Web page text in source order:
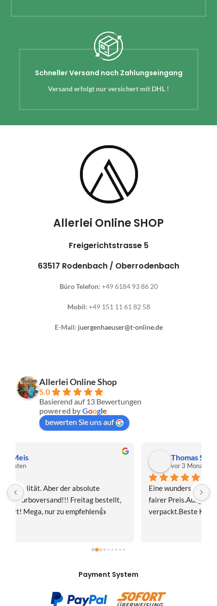
Schneller Versand nach Zahlungseingang
Versand erfolgt nur versichert mit DHL !
Allerlei Online SHOP
Freigerichtstrasse 5
63517 Rodenbach / Oberrodenbach
Büro Telefon: +49 6184 93 86 20
Mobil: +49 151 11 61 82 58
E-Mail: juergenhaeuser@t-online.de
Allerlei Online Shop
5.0
Basierend auf 13 Bewertungen
powered byGoogle
bewerten Sie uns auf
Eine wunderschöne Hummel-Madonnenfigur.Sehr
fairer Preis.Ausgesprochen sorgfältig
verpackt.Beste Kommunikation.Gerne mal wieder!
Payment System